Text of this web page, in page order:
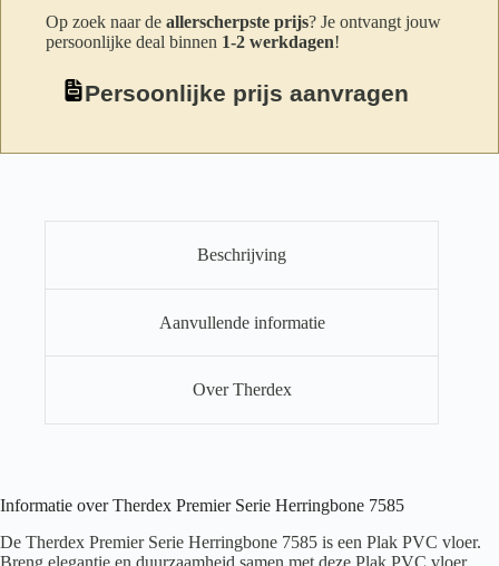
Op zoek naar de allerscherpste prijs? Je ontvangt jouw
persoonlijke deal binnen 1-2 werkdagen!
Persoonlijke prijs aanvragen
Beschrijving
Aanvullende informatie
Over Therdex
Informatie over Therdex Premier Serie Herringbone 7585
De Therdex Premier Serie Herringbone 7585 is een Plak PVC vloer.
Breng elegantie en duurzaamheid samen met deze Plak PVC vloer.